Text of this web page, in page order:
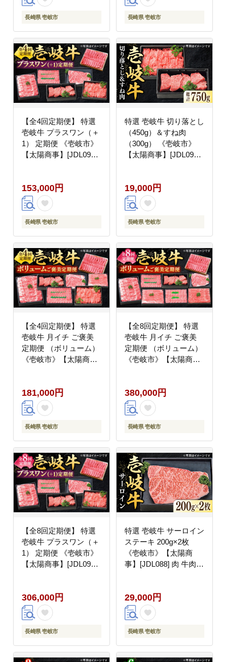
定期便 200000 200000
円 20万円
長崎県 壱岐市
400000 400000円 40万
円
長崎県 壱岐市
【全4回定期便】 特選
壱岐牛 プラスワン（＋
1） 定期便 《壱岐市》
【太陽商事】[JDL096]
ぶしゃぶ 15万 200000
200000円 20万円
153,000円
長崎県 壱岐市
特選 壱岐牛 切り落とし
（450g）＆すね肉
（300g） 《壱岐市》
【太陽商事】[JDL098]
カレー 19000 19000円
19,000円
長崎県 壱岐市
【全4回定期便】 特選
壱岐牛 月イチ ご褒美
定期便 （ボリューム）
《壱岐市》【太陽商
すき焼き しゃぶしゃぶ
200000 200000円 20万
円
181,000円
長崎県 壱岐市
【全8回定期便】 特選
壱岐牛 月イチ ご褒美
定期便 （ボリューム）
《壱岐市》【太陽商
すき焼き しゃぶしゃぶ
400000 400000円 40万
円
380,000円
長崎県 壱岐市
【全8回定期便】 特選
壱岐牛 プラスワン（＋
1） 定期便 《壱岐市》
【太陽商事】[JDL097]
ぶしゃぶ 30万 300000
300000円 30万円
306,000円
長崎県 壱岐市
特選 壱岐牛 サーロイン
ステーキ 200g×2枚
《壱岐市》【太陽商
事】[JDL088] 肉 牛肉
焼肉 焼き肉 29000
29000円
29,000円
長崎県 壱岐市